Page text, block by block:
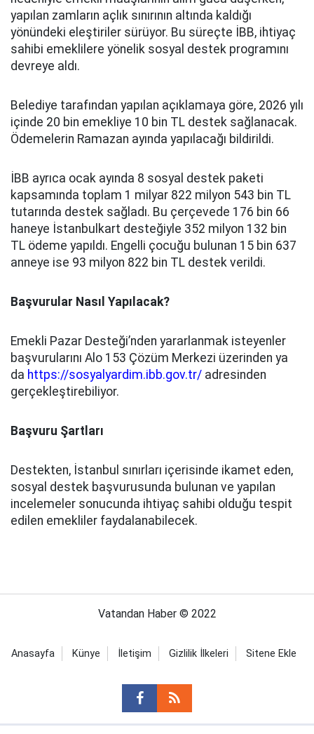
yapılan zamların açlık sınırının altında kaldığı
yönündeki eleştiriler sürüyor. Bu süreçte İBB, ihtiyaç
sahibi emeklilere yönelik sosyal destek programını
devreye aldı.
Belediye tarafından yapılan açıklamaya göre, 2026 yılı
içinde 20 bin emekliye 10 bin TL destek sağlanacak.
Ödemelerin Ramazan ayında yapılacağı bildirildi.
İBB ayrıca ocak ayında 8 sosyal destek paketi
kapsamında toplam 1 milyar 822 milyon 543 bin TL
tutarında destek sağladı. Bu çerçevede 176 bin 66
haneye İstanbulkart desteğiyle 352 milyon 132 bin
TL ödeme yapıldı. Engelli çocuğu bulunan 15 bin 637
anneye ise 93 milyon 822 bin TL destek verildi.
Başvurular Nasıl Yapılacak?
Emekli Pazar Desteği’nden yararlanmak isteyenler
başvurularını Alo 153 Çözüm Merkezi üzerinden ya
da https://sosyalyardim.ibb.gov.tr/ adresinden
gerçekleştirebiliyor.
Başvuru Şartları
Destekten, İstanbul sınırları içerisinde ikamet eden,
sosyal destek başvurusunda bulunan ve yapılan
incelemeler sonucunda ihtiyaç sahibi olduğu tespit
edilen emekliler faydalanabilecek.
Vatandan Haber © 2022
Anasayfa Künye İletişim Gizlilik İlkeleri Sitene Ekle